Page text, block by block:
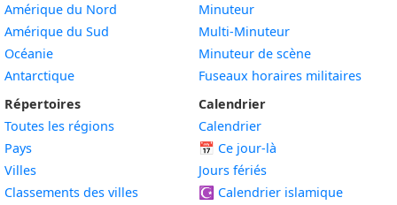
Amérique du Nord
Amérique du Sud
Océanie
Antarctique
Répertoires
Toutes les régions
Pays
Villes
Classements des villes
Minuteur
Multi-Minuteur
Minuteur de scène
Fuseaux horaires militaires
Calendrier
Calendrier
📅 Ce jour-là
Jours fériés
☪️ Calendrier islamique